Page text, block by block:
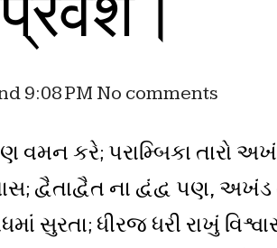
9:08 PM No comments
કરે; પરામ્બિકા તારો
દ્વૈતાદ્વૈત ના દ્વંદ્વ પણ, અખંડ
સુરતા; ધીરજ ધરી રાખું